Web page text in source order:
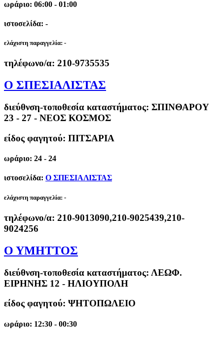
ωράριο: 06:00 - 01:00
ιστοσελίδα: -
ελάχιστη παραγγελία: -
τηλέφωνο/α: 210-9735535
Ο ΣΠΕΣΙΑΛΙΣΤΑΣ
διεύθνση-τοποθεσία καταστήματος: ΣΠΙΝΘΑΡΟΥ
23 - 27 - ΝΕΟΣ ΚΟΣΜΟΣ
είδος φαγητού: ΠΙΤΣΑΡΙΑ
ωράριο: 24 - 24
ιστοσελίδα: Ο ΣΠΕΣΙΑΛΙΣΤΑΣ
ελάχιστη παραγγελία: -
τηλέφωνο/α: 210-9013090,210-9025439,210-
9024256
Ο ΥΜΗΤΤΟΣ
διεύθνση-τοποθεσία καταστήματος: ΛΕΩΦ.
ΕΙΡΗΝΗΣ 12 - ΗΛΙΟΥΠΟΛΗ
είδος φαγητού: ΨΗΤΟΠΩΛΕΙΟ
ωράριο: 12:30 - 00:30